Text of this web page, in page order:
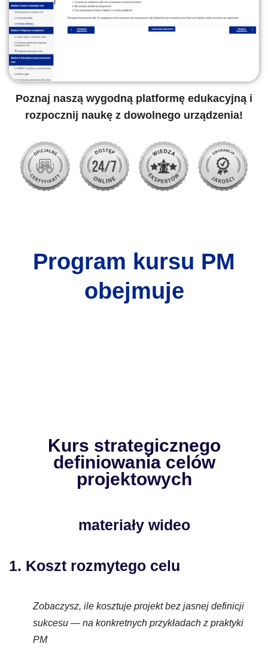
Poznaj naszą wygodną platformę edukacyjną i
rozpocznij naukę z dowolnego urządzenia!
Program kursu PM
obejmuje
Kurs strategicznego
definiowania celów
projektowych
materiały wideo
1. Koszt rozmytego celu
Zobaczysz, ile kosztuje projekt bez jasnej definicji
sukcesu — na konkretnych przykładach z praktyki
PM